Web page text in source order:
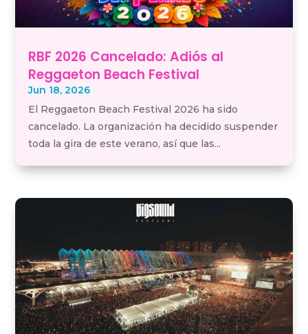
RBF 2026 Cancelado: Adiós al
Reggaeton Beach Festival
Jun 18, 2026
El Reggaeton Beach Festival 2026 ha sido
cancelado. La organización ha decidido suspender
toda la gira de este verano, así que las...